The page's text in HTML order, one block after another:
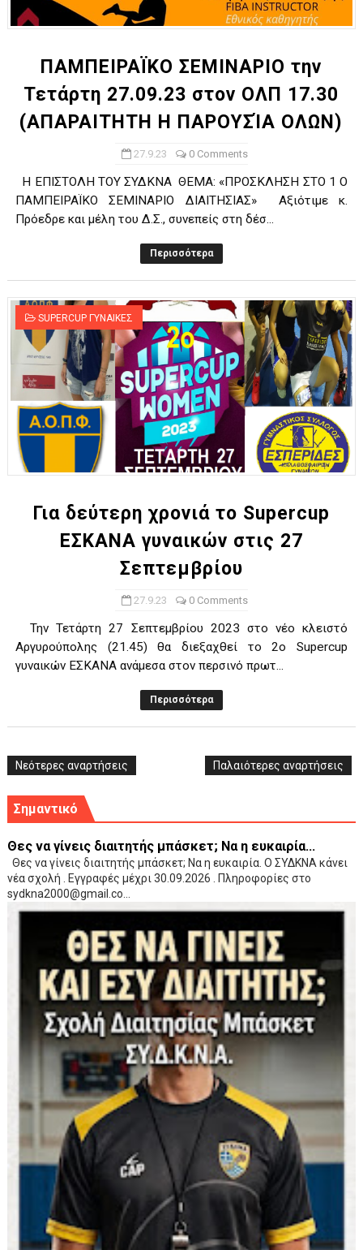
ΧΡΟΝΙΑ ΠΟΛΛΑ ΣΤΟ ΕΛΛΗΝΙΚΟ ΜΠΑΣΚΕΤ : 39Η ΕΠΕΤΕΙΟΣ ΑΠΟ
Ο δρόμος για τον 29ο τελικό κυπέλλου ανδρών ΕΣΚΑΝΑ
U21: Τεράστια πρόκριση για τον Πανελευσινιακό στον
Γ΄ανδρών play offs : "Σκληρό" καρύδι η Φιλία Περάματος
ΠΑΜΠΕΙΡΑΪΚΟ ΣΕΜΙΝΑΡΙΟ την
Τετάρτη 27.09.23 στον ΟΛΠ 17.30
(ΑΠΑΡΑΙΤΗΤΗ Η ΠΑΡΟΥΣΊΑ ΟΛΩΝ)
27.9.23 0 Comments
Η ΕΠΙΣΤΟΛΗ ΤΟΥ ΣΥΔΚΝΑ ΘΕΜΑ: «ΠΡΟΣΚΛΗΣΗ ΣΤΟ 1 Ο
ΠΑΜΠΕΙΡΑΪΚΟ ΣΕΜΙΝΑΡΙΟ ΔΙΑΙΤΗΣΙΑΣ» Αξιότιμε κ.
Πρόεδρε και μέλη του Δ.Σ., συνεπείς στη δέσ...
Περισσότερα
SUPERCUP ΓΥΝΑΙΚΕΣ
Για δεύτερη χρονιά το Supercup
ΕΣΚΑΝΑ γυναικών στις 27
Σεπτεμβρίου
27.9.23 0 Comments
Την Τετάρτη 27 Σεπτεμβρίου 2023 στο νέο κλειστό
Αργυρούπολης (21.45) θα διεξαχθεί το 2o Supercup
γυναικών ΕΣΚΑΝΑ ανάμεσα στον περσινό πρωτ...
Περισσότερα
Νεότερες αναρτήσεις Παλαιότερες αναρτήσεις
Σημαντικό
Θες να γίνεις διαιτητής μπάσκετ; Να η ευκαιρία...
Θες να γίνεις διαιτητής μπάσκετ; Να η ευκαιρία. Ο ΣΥΔΚΝΑ κάνει
νέα σχολή . Εγγραφές μέχρι 30.09.2026 . Πληροφορίες στο
sydkna2000@gmail.co...